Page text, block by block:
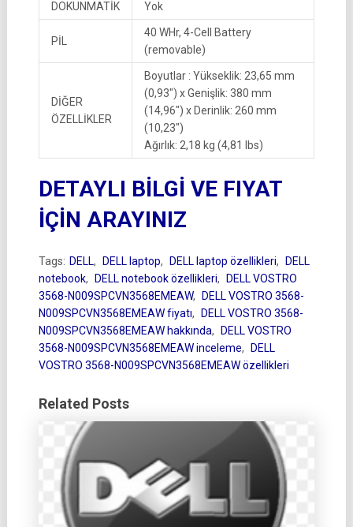
DOKUNMATİK Yok
PİL
40 WHr, 4-Cell Battery
(removable)
DİĞER
ÖZELLİKLER
Boyutlar : Yükseklik: 23,65 mm
(0,93″) x Genişlik: 380 mm
(14,96″) x Derinlik: 260 mm
(10,23″)
Ağırlık: 2,18 kg (4,81 lbs)
DETAYLI BİLGİ VE FIYAT
İÇİN ARAYINIZ
Tags: DELL, DELL laptop, DELL laptop özellikleri,
DELL
notebook, DELL notebook özellikleri,
DELL VOSTRO
3568-N009SPCVN3568EMEAW,
DELL VOSTRO 3568-
N009SPCVN3568EMEAW fiyatı,
DELL VOSTRO 3568-
N009SPCVN3568EMEAW hakkında,
DELL VOSTRO
3568-N009SPCVN3568EMEAW inceleme,
DELL
VOSTRO 3568-N009SPCVN3568EMEAW özellikleri
Related Posts